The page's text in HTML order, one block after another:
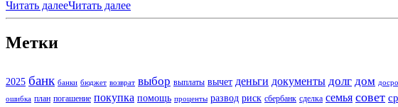
Читать далееЧитать далее
Метки
2025 банк банки бюджет возврат выбор выплаты вычет деньги документы долг дом
ошибка план погашение покупка помощь проценты развод риск сбербанк сделка семья совет